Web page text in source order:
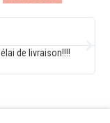
livraison rapide et